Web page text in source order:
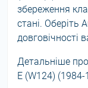
збереження
стані. Оберіть
довговічності
Детальніше
E (W124) (1984-